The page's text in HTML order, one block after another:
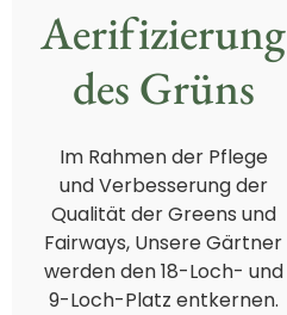
Aerifizierung
des Grüns
Im Rahmen der Pflege
und Verbesserung der
Qualität der Greens und
Fairways, Unsere Gärtner
werden den 18-Loch- und
9-Loch-Platz entkernen.